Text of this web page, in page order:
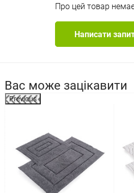
Про цей товар
Написати
Вас може зацікавити
Previous